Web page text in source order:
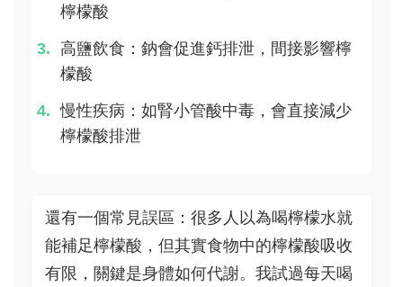
檸檬酸
高鹽飲食：鈉會促進鈣排泄，間接影響檸
檬酸
慢性疾病：如腎小管酸中毒，會直接減少
檸檬酸排泄
還有一個常見誤區：很多人以為喝檸檬水就
能補足檸檬酸，但其實食物中的檸檬酸吸收
有限，關鍵是身體如何代謝。我試過每天喝